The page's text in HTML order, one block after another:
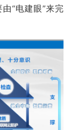
“电建眼”来完